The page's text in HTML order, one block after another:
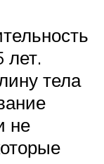
лет.
тела
не